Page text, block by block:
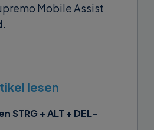
Mobile Assist
lesen
STRG + ALT + DEL-